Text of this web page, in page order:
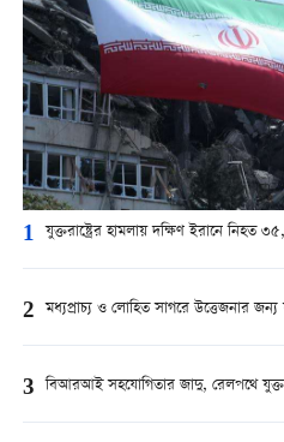
1 যুক্তরাষ্ট্রের হামলায় দক্ষিণ ইরানে
2 মধ্যপ্রাচ্য ও লোহিত সাগরে উত্তেজনার জন্য
3 বিআরআই সহযোগিতার জাদু, রেলপথে